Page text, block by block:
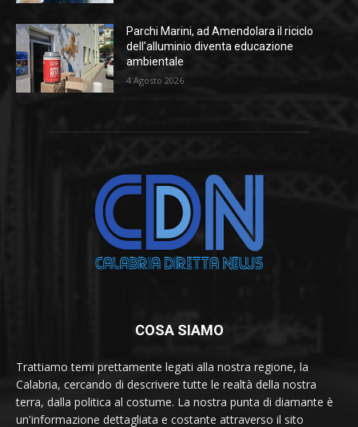
Parchi Marini, ad Amendolara il riciclo
dell’alluminio diventa educazione
ambientale
4 Agosto 2026
COSA SIAMO
Trattiamo temi prettamente legati alla nostra regione, la
Calabria, cercando di descrivere tutte le realtà della nostra
terra, dalla politica al costume. La nostra punta di diamante è
un'informazione dettagliata e costante attraverso il sito